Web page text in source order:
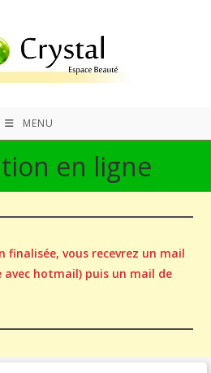
MENU
en ligne
finalisée, vous recevrez un mail
hotmail) puis un mail de